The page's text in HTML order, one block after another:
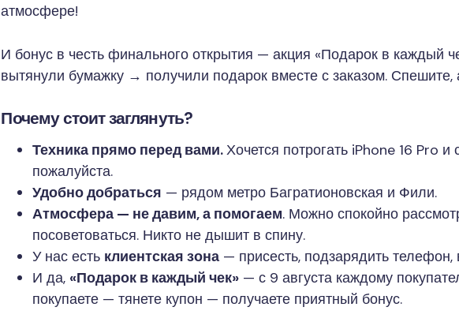
атмосфере!
И бонус в честь финального открытия — акция «Подарок в каждый
вытянули бумажку → получили подарок вместе с заказом. Спешите,
Почему стоит заглянуть?
Техника прямо перед вами.Хочется потрогать iPhone 16 Pro
пожалуйста.
Удобно добраться — рядом метро Багратионовская и Фили.
Атмосфера — не давим, а помогаем. Можно спокойно
посоветоваться. Никто не дышит в спину.
У нас есть клиентская зона — присесть, подзарядить
И да, «Подарок в каждый чек» — с 9 августа каждому
покупаете — тянете купон — получаете приятный бонус.